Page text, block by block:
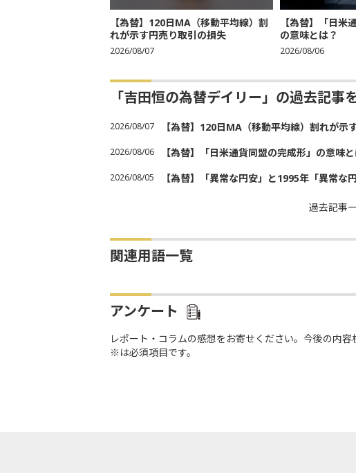
【為替】120日MA（移動平均線）割
れが示す円売り取引の損失
2026/08/07
【為替】「日米
の意味とは？
2026/08/06
「吉田恒の為替デイリー」の過去記事
2026/08/07 【為替】120日MA（移動平均線）割れが示
2026/08/06 【為替】「日米通貨同盟の完成形」の意味と
2026/08/05 【為替】「異常な円安」と1995年「異常な円
過去記事
関連用語一覧
アンケート
レポート・コラムの感想をお寄せください。今後の内容
※は必須項目です。